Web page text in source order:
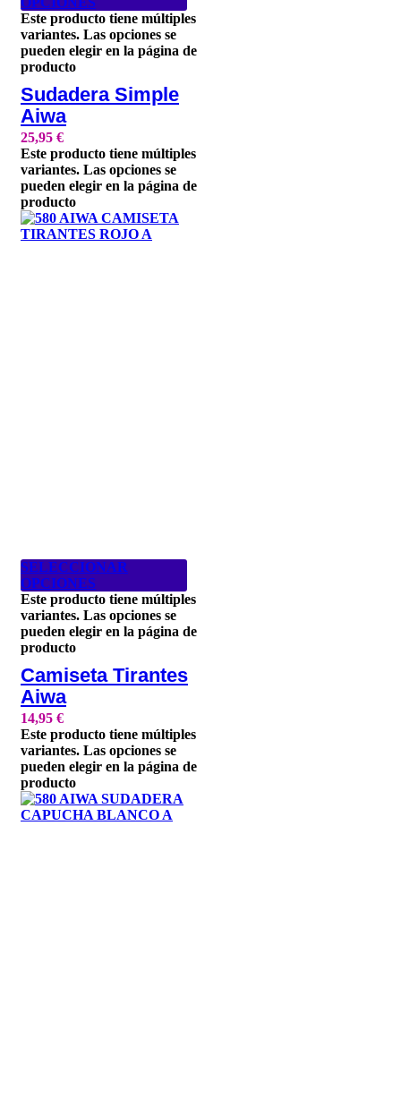
Este producto tiene múltiples
variantes. Las opciones se
pueden elegir en la página de
producto
Sudadera Simple
Aiwa
25,95 €
Este producto tiene múltiples
variantes. Las opciones se
pueden elegir en la página de
producto
SELECCIONAR
OPCIONES
Este producto tiene múltiples
variantes. Las opciones se
pueden elegir en la página de
producto
Camiseta Tirantes
Aiwa
14,95 €
Este producto tiene múltiples
variantes. Las opciones se
pueden elegir en la página de
producto